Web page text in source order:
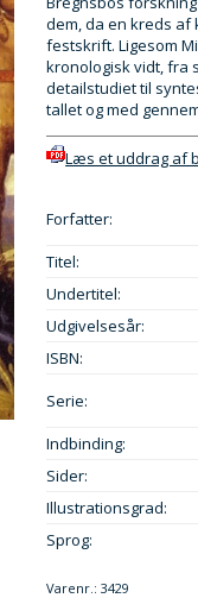
dem, da en kreds
festskrift. Ligesom
kronologisk vidt, fra
detailstudiet til
tallet og med
Læs et uddrag af
Forfatter:
Titel:
Undertitel:
Udgivelsesår:
ISBN:
Serie:
Indbinding:
Sider:
Illustrationsgrad:
Sprog:
Varenr.:3429